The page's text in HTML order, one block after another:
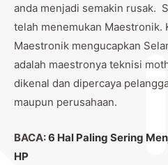
anda menjadi semakin rusak.
telah menemukan Maestronik.
Maestronik mengucapkan
adalah maestronya teknisi
dikenal dan dipercaya
maupun perusahaan.
BACA:6 Hal Paling Sering
HP